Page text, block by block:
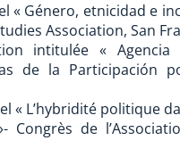
« Género, etnicidad e
Association, San
intitulée « Agencia
de la Participación
L’hybridité politique
de